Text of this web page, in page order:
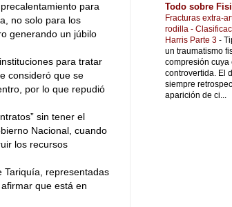
para
no solo para los
generando un júbilo
para tratar
consideró que se
por lo que repudió
sin tener el
Nacional, cuando
los recursos
Tariquía, representadas
que está en
Todo sobre
Fracturas extra-
rodilla -
Harris Parte 3 -
un traumatismo
compresión cuya
controvertida. El
siempre
aparición de ci...